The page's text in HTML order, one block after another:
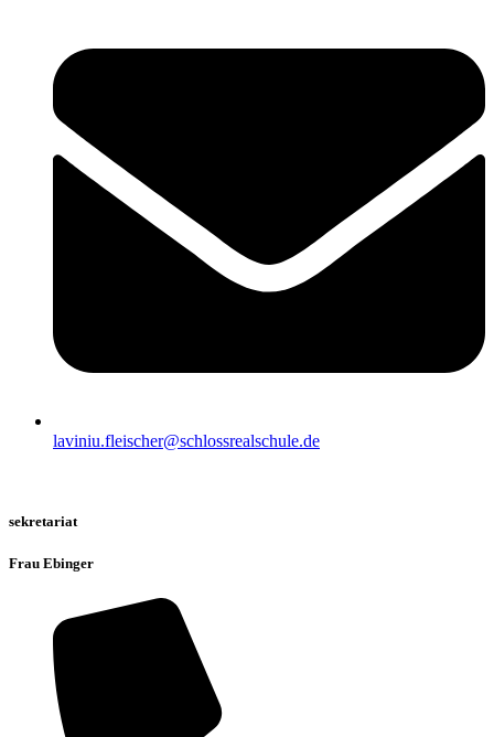
laviniu.fleischer@schlossrealschule.de
sekretariat
Frau Ebinger